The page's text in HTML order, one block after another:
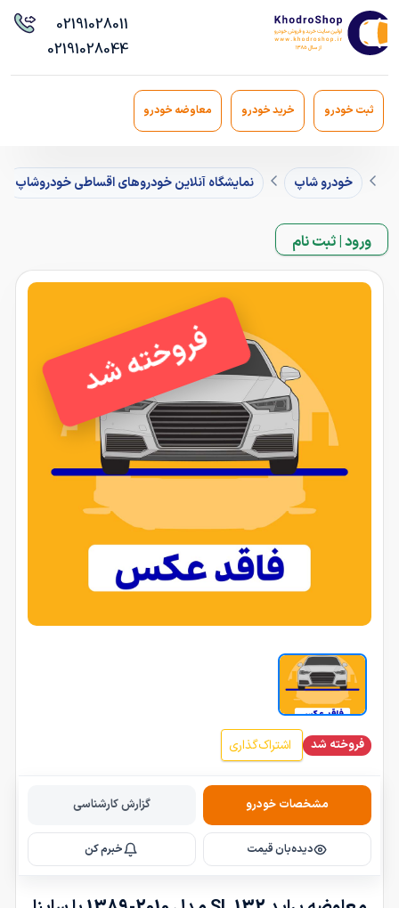
02191028011
02191028044
ثبت خودرو خرید خودرو معاوضه خودرو
خودرو شاپ نمایشگاه آنلاین خودروهای اقساطی خودروشاپ
ورود | ثبت نام
فروخته شد
فروخته شد اشتراک‌گذاری
مشخصات خودرو گزارش کارشناسی
دیده‌بان قیمت خبرم کن